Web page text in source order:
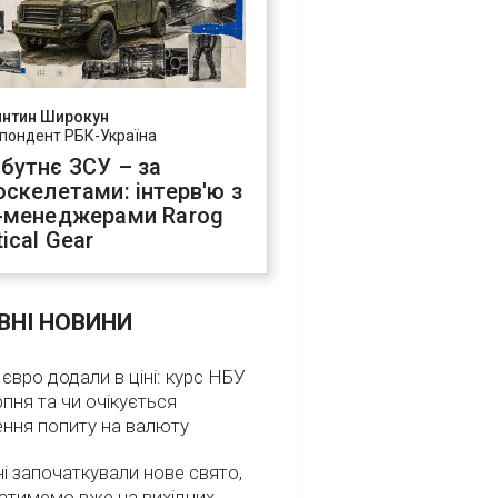
Широкун
РБК-Україна
ЗСУ – за
інтерв'ю з
Rarog
Gear
НОВИНИ
додали в ціні: курс НБУ
та чи очікується
попиту на валюту
започаткували нове свято,